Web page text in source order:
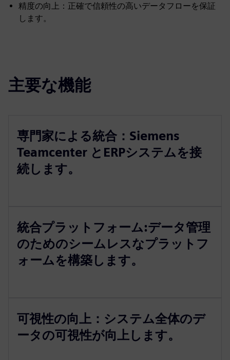
精度の向上：正確で信頼性の高いデータフローを保証
します。
主要な機能
専門家による統合：Siemens
Teamcenter とERPシステムを接
続します。
統合プラットフォーム:データ管理
のためのシームレスなプラットフ
ォームを構築します。
可視性の向上：システム全体のデ
ータの可視性が向上します。